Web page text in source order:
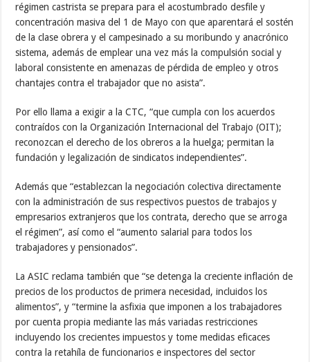
régimen castrista se prepara para el acostumbrado desfile y
concentración masiva del 1 de Mayo con que aparentará el sostén
de la clase obrera y el campesinado a su moribundo y anacrónico
sistema, además de emplear una vez más la compulsión social y
laboral consistente en amenazas de pérdida de empleo y otros
chantajes contra el trabajador que no asista”.
Por ello llama a exigir a la CTC, “que cumpla con los acuerdos
contraídos con la Organización Internacional del Trabajo (OIT);
reconozcan el derecho de los obreros a la huelga; permitan la
fundación y legalización de sindicatos independientes”.
Además que “establezcan la negociación colectiva directamente
con la administración de sus respectivos puestos de trabajos y
empresarios extranjeros que los contrata, derecho que se arroga
el régimen”, así como el “aumento salarial para todos los
trabajadores y pensionados”.
La ASIC reclama también que “se detenga la creciente inflación de
precios de los productos de primera necesidad, incluidos los
alimentos”, y “termine la asfixia que imponen a los trabajadores
por cuenta propia mediante las más variadas restricciones
incluyendo los crecientes impuestos y tome medidas eficaces
contra la retahíla de funcionarios e inspectores del sector